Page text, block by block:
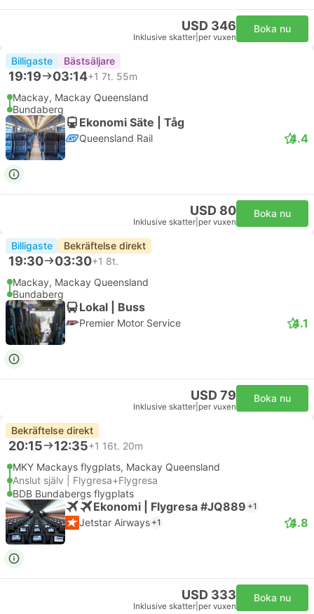
USD 346
Inklusive skatter per vuxen
Boka nu
Billigaste Bästsäljare
19:19 03:14+1 7t. 55m
Mackay, Mackay Queensland
Bundaberg
Ekonomi Säte | Tåg
Queensland Rail 4.4
USD 80
Inklusive skatter per vuxen
Boka nu
Billigaste Bekräftelse direkt
19:30 03:30+1 8t.
Mackay, Mackay Queensland
Bundaberg
Lokal | Buss
Premier Motor Service 4.1
USD 79
Inklusive skatter per vuxen
Boka nu
Bekräftelse direkt
20:15 12:35+1 16t. 20m
MKY Mackays flygplats, Mackay Queensland
Anslut själv | Flygresa+Flygresa
BDB Bundabergs flygplats
Ekonomi | Flygresa #JQ889 +1
Jetstar Airways +1 4.8
USD 333
Inklusive skatter per vuxen
Boka nu